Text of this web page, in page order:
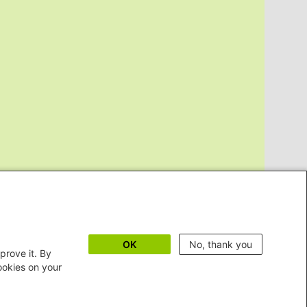
it. By
on your
OK No, thank you